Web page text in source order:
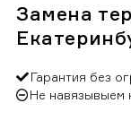
Замена
Гарантия без
Не навязывыем